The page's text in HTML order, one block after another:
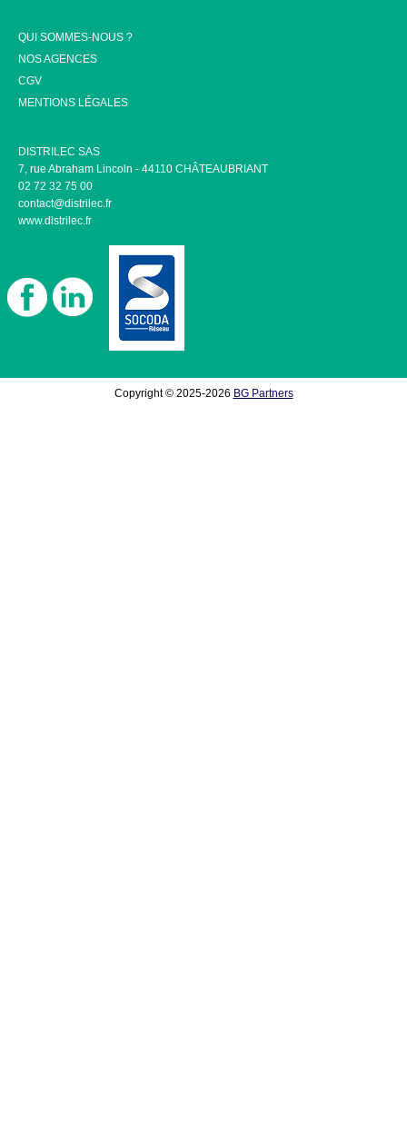
QUI SOMMES-NOUS ?
NOS AGENCES
CGV
MENTIONS LÉGALES
DISTRILEC SAS
7, rue Abraham Lincoln - 44110 CHÂTEAUBRIANT
02 72 32 75 00
contact@distrilec.fr
www.distrilec.fr
Copyright © 2025-2026 BG Partners